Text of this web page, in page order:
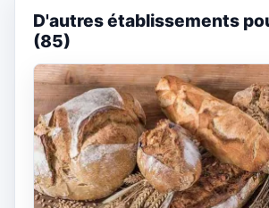
D'autres établissements
(85)